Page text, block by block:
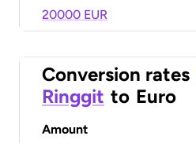
20000 EUR
Conversion rates
Ringgit to Euro
Amount